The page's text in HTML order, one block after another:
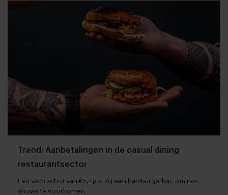
Trend: Aanbetalingen in de casual dining
restaurantsector
Een voorschot van €5,- p.p. bij een hamburgerbar, om no-
shows te voorkomen